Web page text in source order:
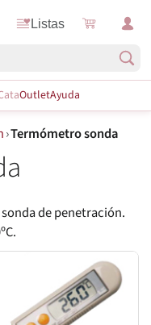
Listas
OutletAyuda
›Termómetro sonda
de penetración.